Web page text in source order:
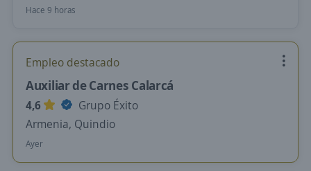
Hace 9 horas
Empleo destacado
Auxiliar de Carnes Calarcá
4,6
Grupo Éxito
Armenia, Quindio
Ayer